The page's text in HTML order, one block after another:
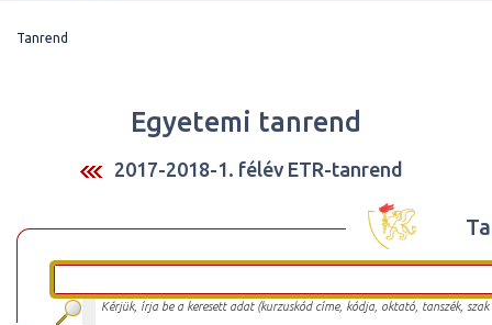
Tanrend
Egyetemi tanrend
2017-2018-1. félév ETR-tanrend
Kérjük, írja be a keresett adat (kurzuskód címe, kódja, oktató, tanszék,